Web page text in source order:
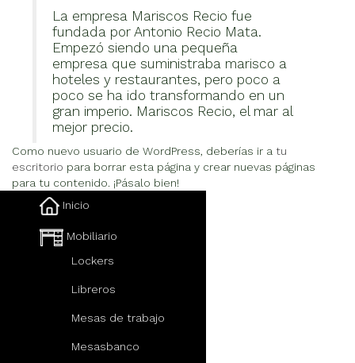
La empresa Mariscos Recio fue
fundada por Antonio Recio Mata.
Empezó siendo una pequeña
empresa que suministraba marisco a
hoteles y restaurantes, pero poco a
poco se ha ido transformando en un
gran imperio. Mariscos Recio, el mar al
mejor precio.
Como nuevo usuario de WordPress, deberías ir a tu
escritorio para borrar esta página y crear nuevas páginas
para tu contenido. ¡Pásalo bien!
Inicio
Mobiliario
Lockers
Libreros
Mesas de trabajo
Mesasbanco